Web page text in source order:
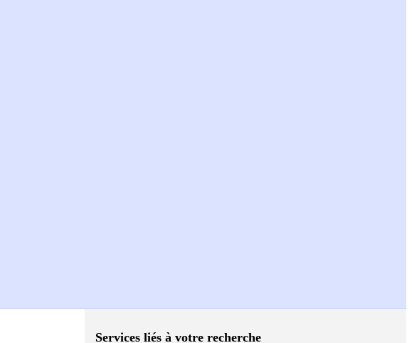
Services liés à votre recherche